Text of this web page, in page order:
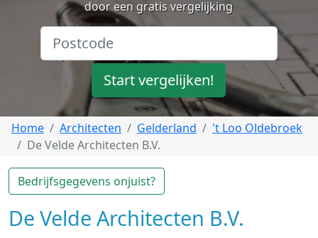
door een gratis vergelijking
Start vergelijken!
Home Architecten Gelderland
't Loo Oldebroek
De Velde Architecten B.V.
Bedrijfsgegevens onjuist?
De Velde Architecten B.V.